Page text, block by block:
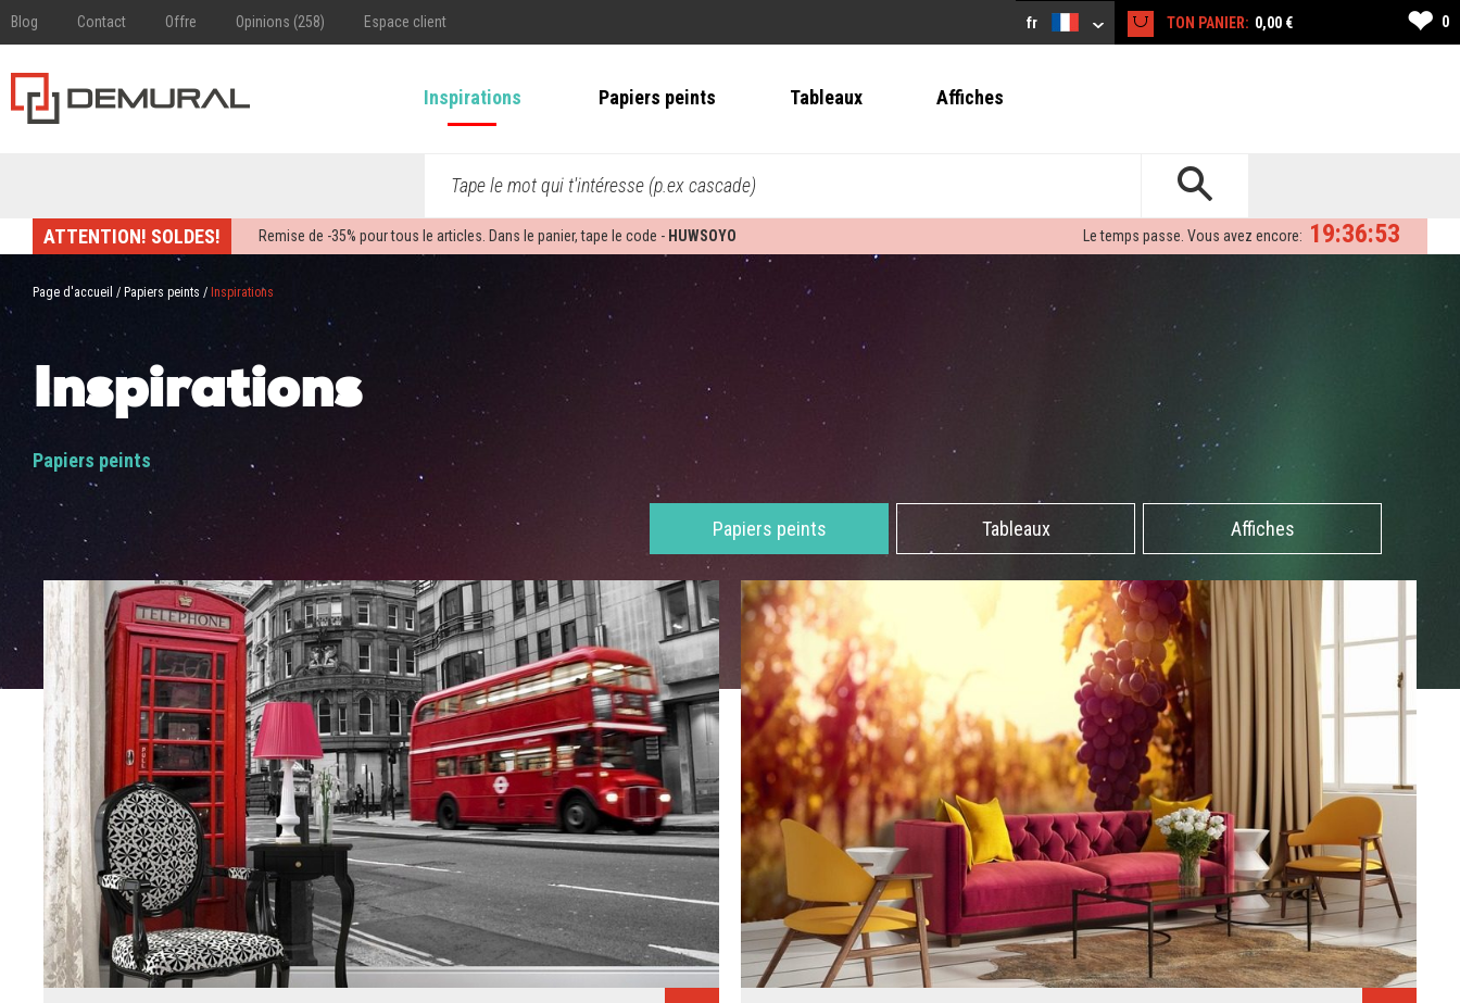
Blog Contact Offre Opinions (258) Espace client fr TON PANIER: 0,00 € ❤ 0
Inspirations Papiers peints Tableaux Affiches
Tape le mot qui t'intéresse (p.ex cascade)
ATTENTION! SOLDES! Remise de -35% pour tous le articles. Dans le panier, tape le code - HUWSOYO 19:36:50
Le temps passe. Vous avez encore:
Page d'accueil / Papiers peints / Inspirations
Inspirations
Papiers peints
Papiers peints Tableaux Affiches